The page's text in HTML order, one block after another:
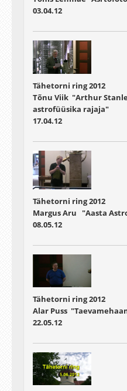
03.04.12
Tähetorni ring 2012
Tõnu Viik "Arthur
astrofüüsika rajaja"
17.04.12
Tähetorni ring 2012
Margus Aru "Aasta
08.05.12
Tähetorni ring 2012
Alar Puss
22.05.12